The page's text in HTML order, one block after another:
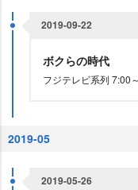
2019-09-22
ボクらの時代
フジテレビ系列 7:00
2019-05
2019-05-26